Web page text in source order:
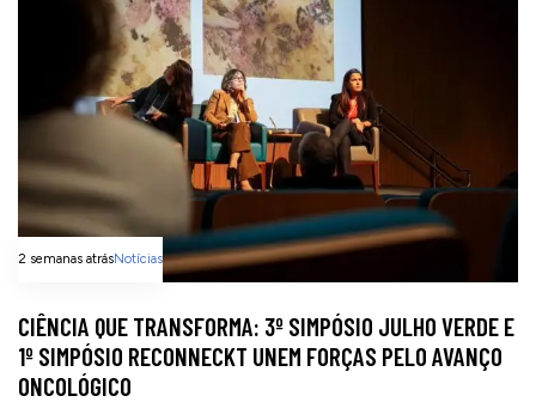
2 semanas atrásNotícias
CIÊNCIA QUE TRANSFORMA: 3º SIMPÓSIO JULHO VERDE E
1º SIMPÓSIO RECONNECKT UNEM FORÇAS PELO AVANÇO
ONCOLÓGICO